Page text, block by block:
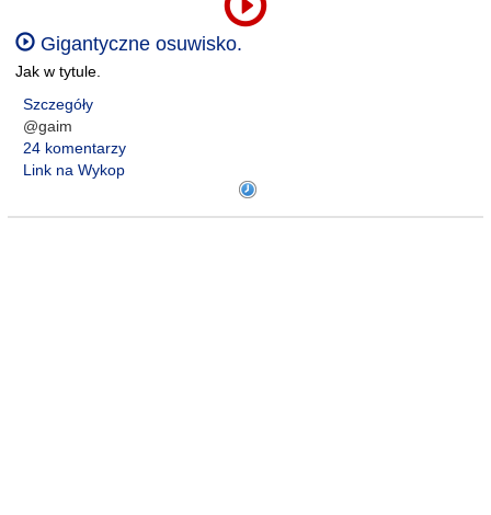
Gigantyczne osuwisko.
Jak w tytule.
Szczegóły
@gaim
24 komentarzy
Link na Wykop